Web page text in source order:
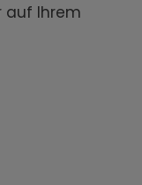
auf Ihrem